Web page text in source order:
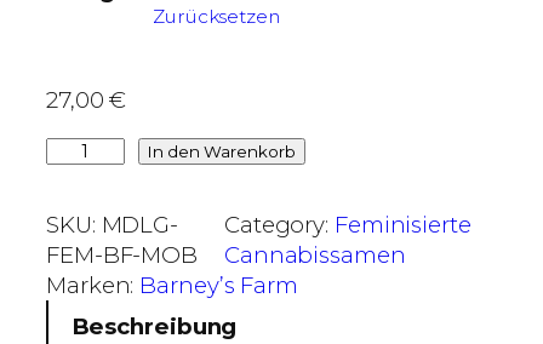
0
b
8
0
,
0
Zurücksetzen
27,00€
b
y
D
i
In den Warenkorb
SKU: MDLG-
FEM-BF-MOB
Category: Feminisierte
Cannabissamen
Marken: Barney’s Farm
Beschreibung